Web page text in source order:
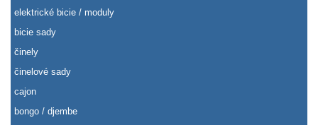
elektrické bicie / moduly
bicie sady
činely
činelové sady
cajon
bongo / djembe